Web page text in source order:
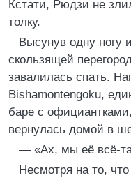
Кстати, Рюдзи не
толку.
Высунув одну ногу
скользящей
завалилась спать.
Bishamontengoku,
баре с
вернулась домой в
— «Ах, мы её всё-
Несмотря на то,